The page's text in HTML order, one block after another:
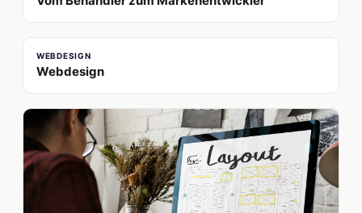
WEBDESIGN
Webdesign